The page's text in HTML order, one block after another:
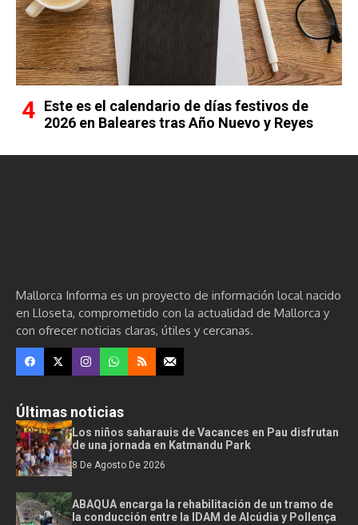
Este es el calendario de días festivos de
2026 en Baleares tras Año Nuevo y Reyes
Mallorca Informa es un proyecto de información local nacido
en Lloseta, comprometido con la actualidad de Mallorca y
con ofrecer noticias claras, útiles y cercanas.
Últimas noticias
Los niños saharauis de Vacances en Pau disfrutan
de una jornada en Katmandu Park
8 De Agosto De 2026
ABAQUA encarga la rehabilitación de un tramo de
la conducción entre la IDAM de Alcúdia y Pollença